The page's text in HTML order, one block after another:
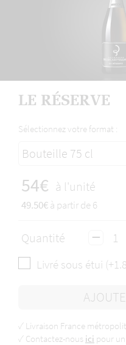
LE RÉSERVE
Sélectionnez votre format :
Bouteille 75 cl
54€ à l'unité
49.50€à partir de 6
Quantité
Livré sous étui
✓ Livraison France
✓ Contactez-nous ici pour